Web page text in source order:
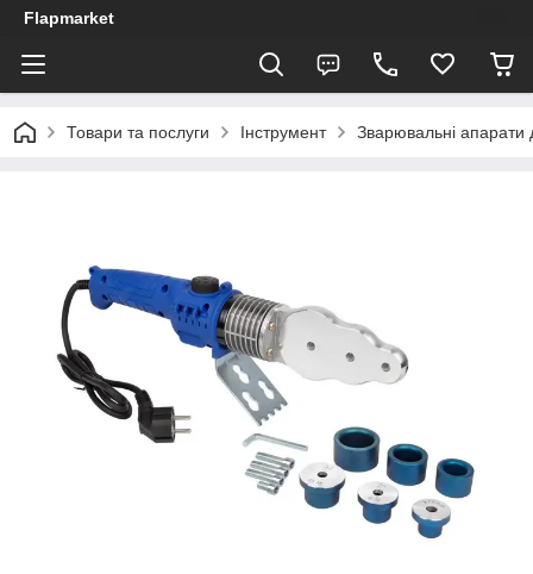
Flapmarket
Товари та послуги Інструмент Зварювальні апарати